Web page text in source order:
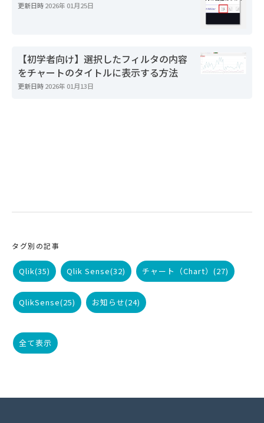
更新日時2026年 01月25日
【初学者向け】選択したフィルタの内容
をチャートのタイトルに表示する方法
更新日時2026年 01月13日
タグ別の記事
Qlik(35) Qlik Sense(32) チャート（Chart） (27)
QlikSense(25) お知らせ(24)
全て表示